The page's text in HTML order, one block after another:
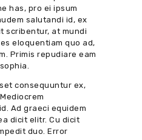
has, pro ei ipsum
salutandi id, ex
scribentur, at mundi
eloquentiam quo ad,
Primis repudiare eam
consequuntur ex,
Ad graeci equidem
dicit elitr. Cu dicit
duo. Error